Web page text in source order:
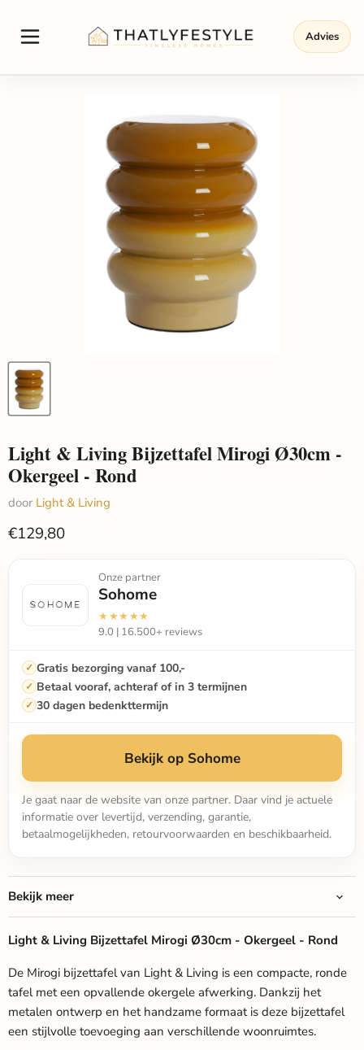
Advies
Light & Living Bijzettafel Mirogi Ø30cm -
Okergeel - Rond
door Light & Living
€129,80
Onze partner
Sohome
★★★★★
9.0 | 16.500+ reviews
Gratis bezorging vanaf 100,-
Betaal vooraf, achteraf of in 3 termijnen
30 dagen bedenkttermijn
Bekijk op Sohome
Je gaat naar de website van onze partner. Daar vind je actuele
informatie over levertijd, verzending, garantie,
betaalmogelijkheden, retourvoorwaarden en beschikbaarheid.
Bekijk meer
Light & Living Bijzettafel Mirogi Ø30cm - Okergeel - Rond
De Mirogi bijzettafel van Light & Living is een compacte, ronde
tafel met een opvallende okergele afwerking. Dankzij het
metalen ontwerp en het handzame formaat is deze bijzettafel
een stijlvolle toevoeging aan verschillende woonruimtes.